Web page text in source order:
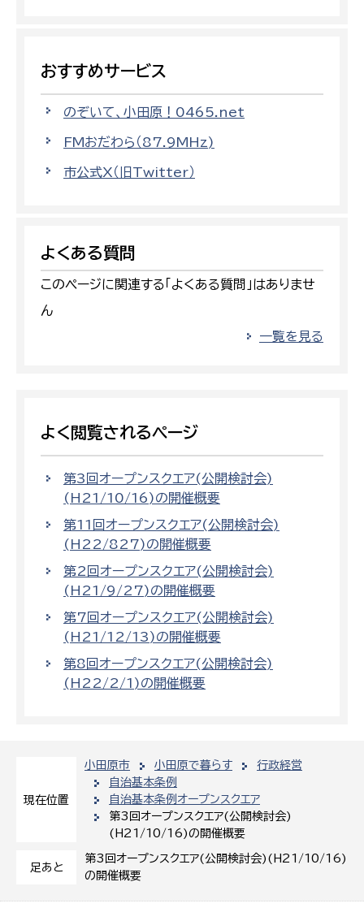
現在位置
小田原市 小田原で暮らす
行政経営
自治基本条例
自治基本条例オープンスクエア
第3回オープンスクエア(公開検討会)
(H21/10/16)の開催概要
足あと
第3回オープンスクエア(公開検討会)(H21/10/16)
の開催概要
おすすめサービス
のぞいて、小田原！0465.net
FMおだわら（87.9MHz)
市公式X（旧Twitter）
よくある質問
このページに関連する「よくある質問」はありませ
ん
一覧を見る
よく閲覧されるページ
第3回オープンスクエア(公開検討会)
(H21/10/16)の開催概要
第11回オープンスクエア(公開検討会)
(H22/827)の開催概要
第2回オープンスクエア(公開検討会)
(H21/9/27)の開催概要
第7回オープンスクエア(公開検討会)
(H21/12/13)の開催概要
第8回オープンスクエア(公開検討会)
(H22/2/1)の開催概要